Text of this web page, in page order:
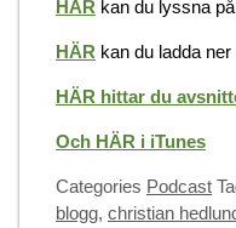
HÄR kan du lyssna
HÄR kan du ladda
HÄR hittar du
Och HÄR i iTunes
Categories Podcast
blogg, christian